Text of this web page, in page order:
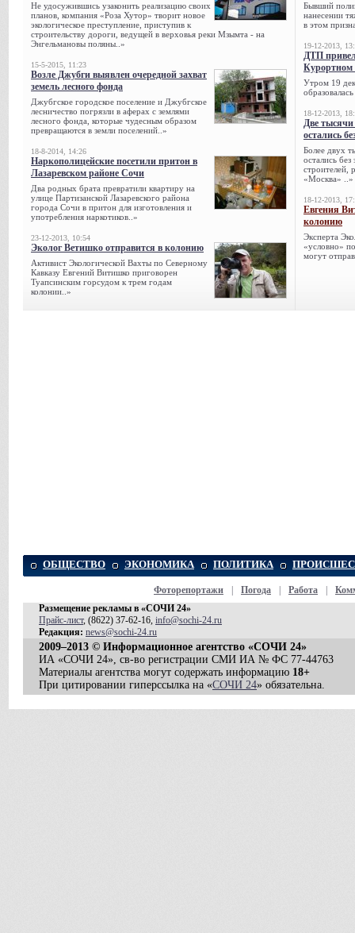
Не удосужившись узаконить реализацию своих
планов, компания «Роза Хутор» творит новое
экологическое преступление, приступив к
строительству дороги, ведущей в верховья реки Мзымта - на
Энгельмановы поляны..»
15-5-2015, 11:23
Возле Джубги выявлен очередной захват
земель лесного фонда
Джубгское городское поселение и Джубгское
лесничество погрязли в аферах с землями
лесного фонда, которые чудесным образом
превращаются в земли поселений..»
18-8-2014, 14:26
Наркополицейские посетили притон в
Лазаревском районе Сочи
Два родных брата превратили квартиру на
улице Партизанской Лазаревского района
города Сочи в притон для изготовления и
употребления наркотиков..»
23-12-2013, 10:54
Эколог Ветишко отправится в колонию
Активист Экологической Вахты по Северному
Кавказу Евгений Витишко приговорен
Туапсинским горсудом к трем годам
колонии..»
Бывший
нанесении
в этом
19-12-2013,
ДТП
Курортном
Утром 19
18-12-2013,
Две
остались
Более двух
остались
строителей,
«Москва» ..»
18-12-2013,
Евгения
колонию
Эксперта
«условно»
могут
ОБЩЕСТВО ЭКОНОМИКА ПОЛИТИКА
Фоторепортажи Погода Работа
Размещение рекламы в «СОЧИ 24»
Прайс-лист, (8622) 37-62-16, info@sochi-24.ru
Редакция: news@sochi-24.ru
2009–2013 © Информационное агентство «СОЧИ 24»
ИА «СОЧИ 24», св-во регистрации СМИ ИА № ФС 77-44763
Материалы агентства могут содержать информацию 18+
При цитировании гиперссылка на «СОЧИ 24» обязательна.